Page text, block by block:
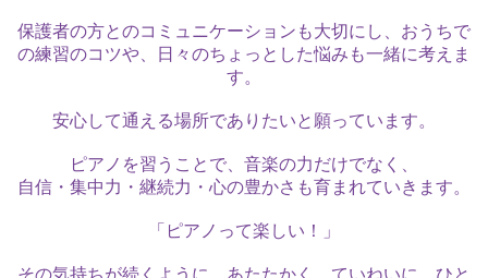
保護者の方とのコミュニケーションも大切にし、おうちで
の練習のコツや、日々のちょっとした悩みも一緒に考えま
す。
安心して通える場所でありたいと願っています。
ピアノを習うことで、音楽の力だけでなく、
自信・集中力・継続力・心の豊かさも育まれていきます。
「ピアノって楽しい！」